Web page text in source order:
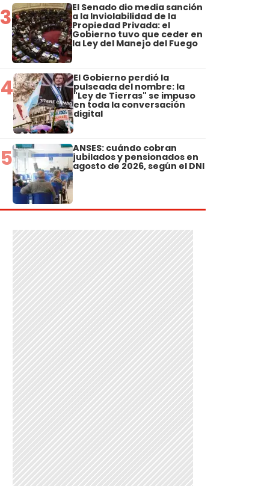
3 El Senado dio media sanción
a la Inviolabilidad de la
Propiedad Privada: el
Gobierno tuvo que ceder en
la Ley del Manejo del Fuego
4 El Gobierno perdió la
pulseada del nombre: la
"Ley de Tierras" se impuso
en toda la conversación
digital
5 ANSES: cuándo cobran
jubilados y pensionados en
agosto de 2026, según el DNI